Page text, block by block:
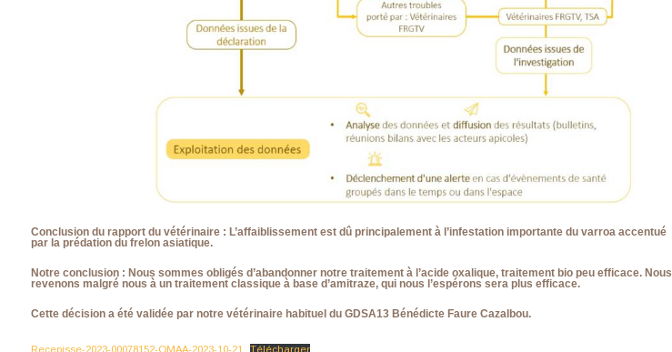
Conclusion du rapport du vétérinaire : L’affaiblissement est dû principalement à l’infestation importante du varroa accentué
par la prédation du frelon asiatique.
Notre conclusion : Nous sommes obligés d’abandonner notre traitement à l’acide oxalique, traitement bio peu efficace. Nous
revenons malgré nous à un traitement classique à base d’amitraze, qui nous l’espérons sera plus efficace.
Cette décision a été validée par notre vétérinaire habituel du GDSA13 Bénédicte Faure Cazalbou.
Recepisse-2023-00078152-OMAA-2023-10-21 Télécharger